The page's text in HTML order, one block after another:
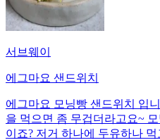
서브웨이
에그마요 샌드위치
에그마요 모닝빵 샌드위치 입
을 먹으면 좀 무겁더라고요~
이죠? 저거 하나에 두유하나